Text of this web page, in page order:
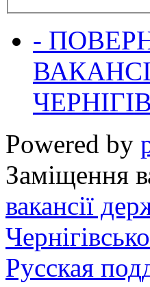
-
Powered by
Заміщення
вакансії
Русская